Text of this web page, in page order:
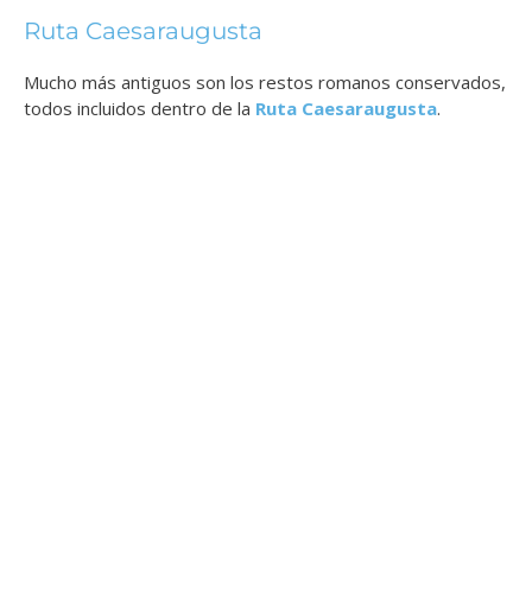
Ruta Caesaraugusta
Mucho más antiguos son los restos romanos conservados,
todos incluidos dentro de la Ruta Caesaraugusta.